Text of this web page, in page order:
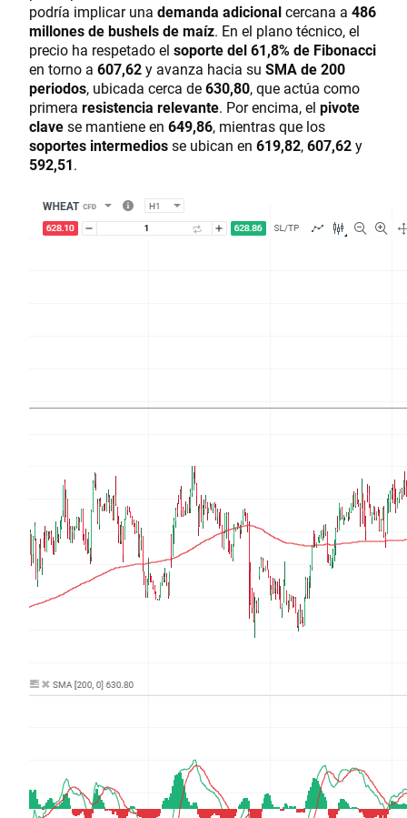
podría implicar una demanda adicionalcercana a 486
millones de bushels de maíz. En el plano técnico, el
precio ha respetado el soporte del 61,8% de Fibonacci
en torno a 607,62y avanza hacia su SMA de 200
periodos, ubicada cerca de630,80, que actúa como
primera resistencia relevante. Por encima, el pivote
clavese mantiene en 649,86, mientras que los
soportes intermediosse ubican en 619,82,607,62y
592,51.